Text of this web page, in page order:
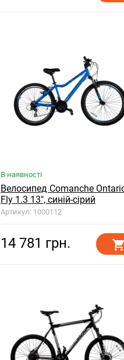
В наявності
Велосипед Comanche
Fly 1.3 13", синій-сірий
Артикул: 1000112
14 781 грн.